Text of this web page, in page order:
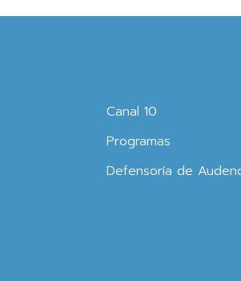
Canal 10
Programas
Defensoría de